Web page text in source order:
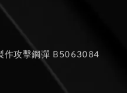
作攻擊鋼彈 B5063084